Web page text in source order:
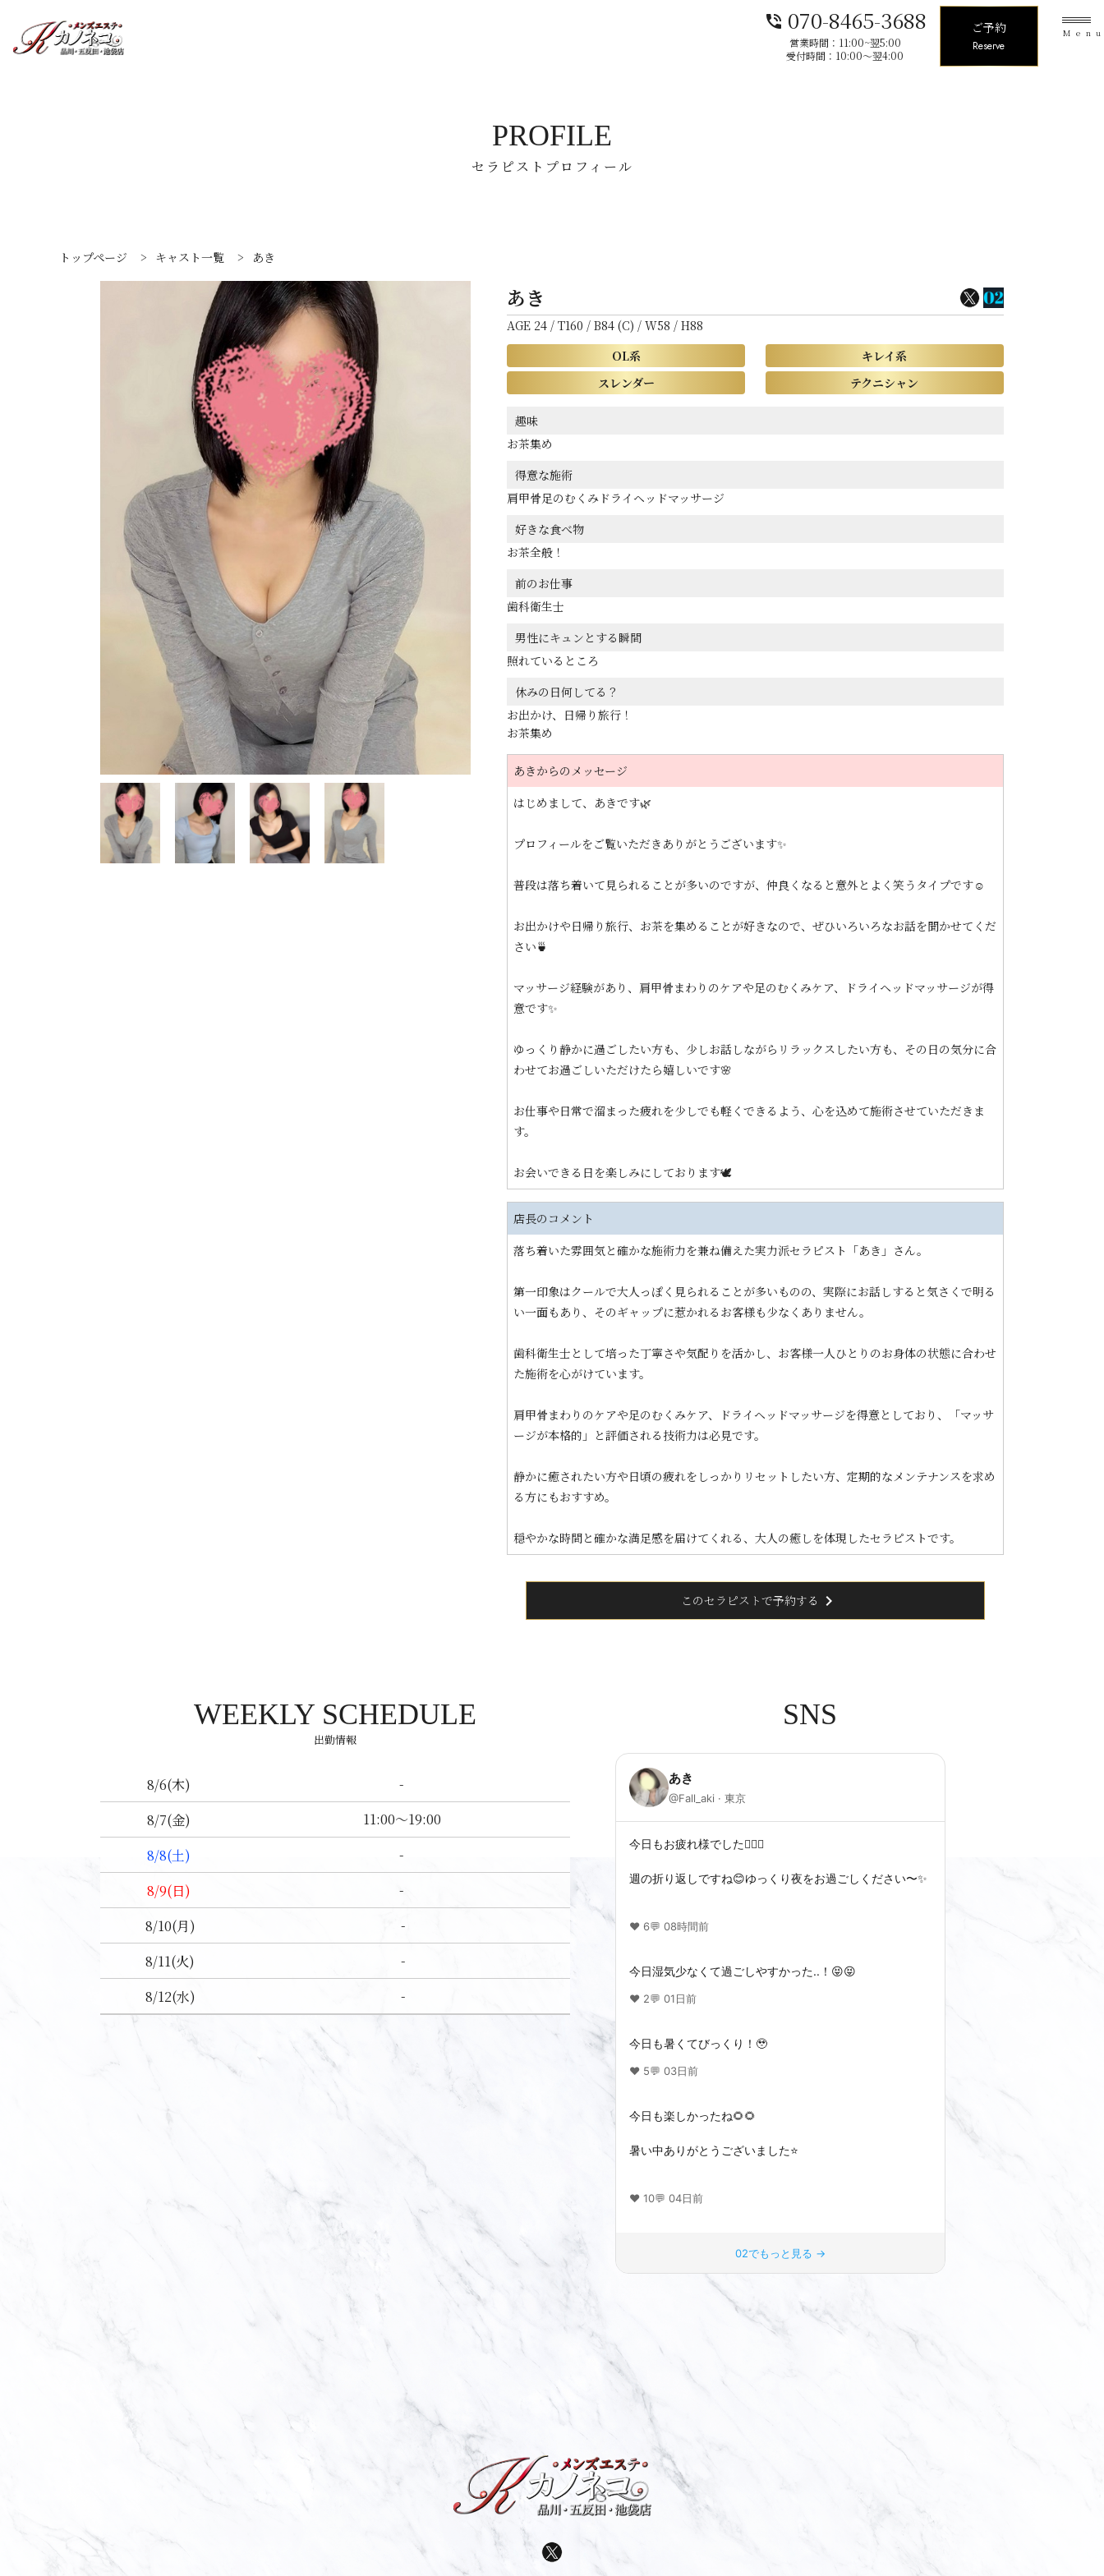
phone_in_talk 070-8465-3688
営業時間：11:00~翌5:00
受付時間：10:00〜翌4:00
ご予約
Reserve
セラピストプロフィール
PROFILE
トップページ > キャスト一覧 > あき
あき
AGE 24 / T160 / B84 (C) / W58 / H88
OL系
キレイ系
スレンダー
テクニシャン
趣味
お茶集め
得意な施術
肩甲骨足のむくみドライヘッドマッサージ
好きな食べ物
お茶全般！
前のお仕事
歯科衛生士
男性にキュンとする瞬間
照れているところ
休みの日何してる？
お出かけ、日帰り旅行！
お茶集め
あきからのメッセージ
はじめまして、あきです🌿
プロフィールをご覧いただきありがとうございます✨
普段は落ち着いて見られることが多いのですが、仲良くなると意外とよく笑うタイプです☺️
お出かけや日帰り旅行、お茶を集めることが好きなので、ぜひいろいろなお話を聞かせてくだ
さい🍵
マッサージ経験があり、肩甲骨まわりのケアや足のむくみケア、ドライヘッドマッサージが得
意です✨
ゆっくり静かに過ごしたい方も、少しお話しながらリラックスしたい方も、その日の気分に合
わせてお過ごしいただけたら嬉しいです🌸
お仕事や日常で溜まった疲れを少しでも軽くできるよう、心を込めて施術させていただきま
す。
お会いできる日を楽しみにしております🕊️
店長のコメント
落ち着いた雰囲気と確かな施術力を兼ね備えた実力派セラピスト「あき」さん。
第一印象はクールで大人っぽく見られることが多いものの、実際にお話しすると気さくで明る
い一面もあり、そのギャップに惹かれるお客様も少なくありません。
歯科衛生士として培った丁寧さや気配りを活かし、お客様一人ひとりのお身体の状態に合わせ
た施術を心がけています。
肩甲骨まわりのケアや足のむくみケア、ドライヘッドマッサージを得意としており、「マッサ
ージが本格的」と評価される技術力は必見です。
静かに癒されたい方や日頃の疲れをしっかりリセットしたい方、定期的なメンテナンスを求め
る方にもおすすめ。
穏やかな時間と確かな満足感を届けてくれる、大人の癒しを体現したセラピストです。
このセラピストで予約する chevron_right
WEEKLY SCHEDULE
出勤情報
8/6(木)
-
8/7(金)
11:00～19:00
8/8(土)
-
8/9(日)
-
8/10(月)
-
8/11(火)
-
8/12(水) -
SNS